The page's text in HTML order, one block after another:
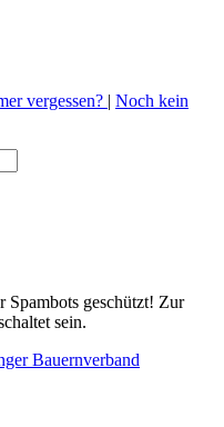
vergessen? | Noch kein
Spambots geschützt! Zur
sein.